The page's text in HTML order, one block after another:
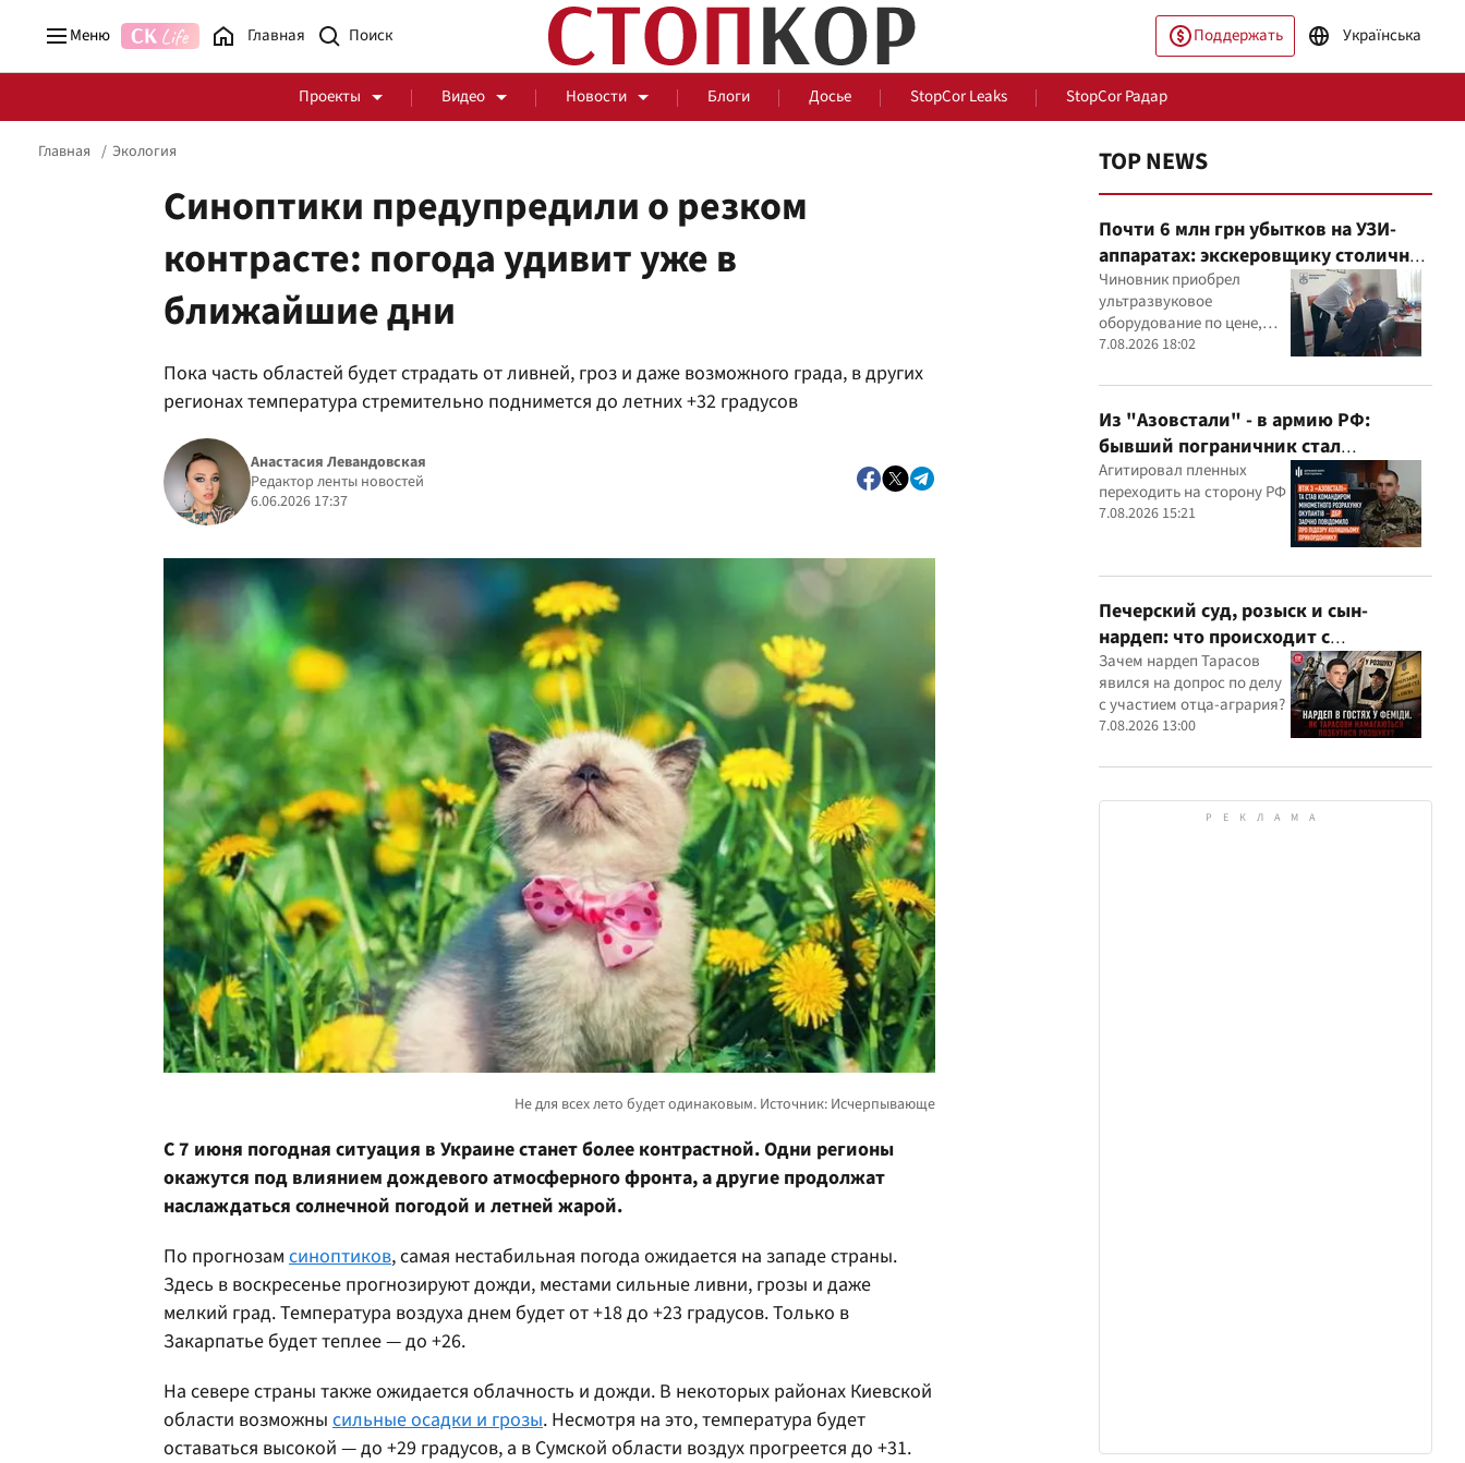
Меню Главная Поддержать Українська
Проекты Видео Новости Блоги Досье StopCor Leaks StopCor Радар
Стоп Политической Коррупции Честные закупки За оградой
Здоровье Мир
Главная Экология
Синоптики предупредили о резком
контрасте: погода удивит уже в
ближайшие дни
Пока часть областей будет страдать от ливней, гроз и даже возможного града, в других
регионах температура стремительно поднимется до летних +32 градусов
Анастасия Левандовская
Редактор ленты новостей
6.06.2026 17:37
С 7 июня погодная ситуация в Украине станет более контрастной. Одни регионы
окажутся под влиянием дождевого атмосферного фронта, а другие продолжат
наслаждаться солнечной погодой и летней жарой.
По прогнозам синоптиков, самая нестабильная погода ожидается на западе страны.
Здесь в воскресенье прогнозируют дожди, местами сильные ливни, грозы и даже
мелкий град. Температура воздуха днем будет от +18 до +23 градусов. Только в
Закарпатье будет теплее — до +26.
На севере страны также ожидается облачность и дожди. В некоторых районах Киевской
области возможны сильные осадки и грозы. Несмотря на это, температура будет
оставаться высокой — до +29 градусов, а в Сумской области воздух прогреется до +31.
TOP NEWS
Почти 6 млн грн убытков на УЗИ-
аппаратах: экскеровщику столичной
больницы объявили подозрение
Чиновник приобрел
ультразвуковое
оборудование по цене,
которая, как установили
значительно выше
рыночной
7.08.2026 18:02
Из "Азовстали" - в армию РФ:
бывший пограничник стал
командиром минометного расчета
оккупантов
Агитировал пленных
переходить на сторону РФ
7.08.2026 15:21
Печерский суд, розыск и сын-
нардеп: что происходит с
уголовными производствами с
участием агробарона Тарасова?
Зачем нардеп Тарасов
явился на допрос по делу
с участием отца-агрария?
7.08.2026 13:00